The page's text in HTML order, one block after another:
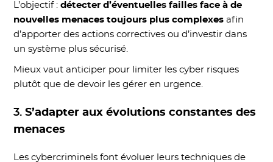
L’objectif :détecter d’éventuelles failles face à de
nouvelles menaces toujours plus complexes afin
d’apporter des actions correctives ou d’investir dans
un système plus sécurisé.
Mieux vaut anticiper pour limiter les cyber risques
plutôt que de devoir les gérer en urgence.
3.S’adapter aux évolutions constantes des
menaces
Les cybercriminels font évoluer leurs techniques de